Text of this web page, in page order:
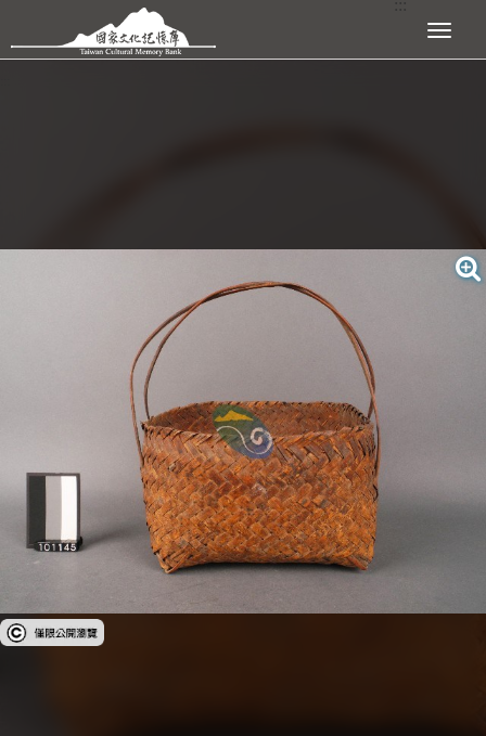
跳到主要內容區塊 展開選單
受著作權法保護-僅限於本平台有限度公開瀏覽